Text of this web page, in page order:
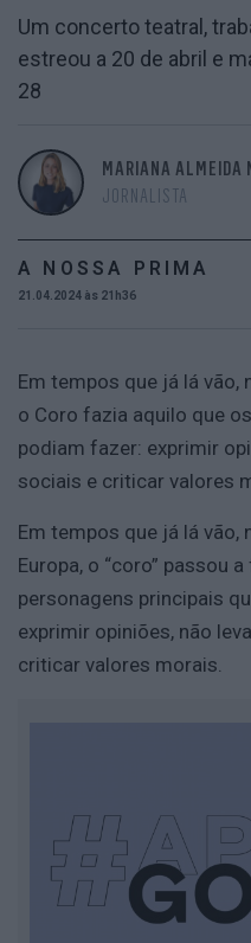
Um concerto teatral,
estreou a 20 de abril e
28
MARIANA ALMEIDA
JORNALISTA
A NOSSA PRIMA
21.04.2024 às 21h36
Em tempos que já lá vão,
o Coro fazia aquilo que
podiam fazer: exprimir
sociais e criticar valores
Em tempos que já lá vão,
Europa, o “coro” passou
personagens principais
exprimir opiniões, não
criticar valores morais.